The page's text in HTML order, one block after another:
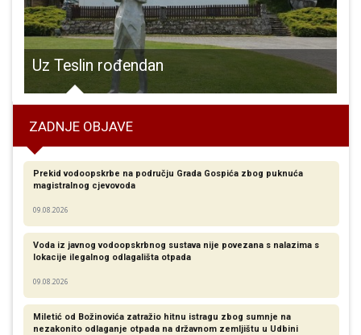
Uz Teslin rođendan
ZADNJE OBJAVE
Prekid vodoopskrbe na području Grada Gospića zbog puknuća
magistralnog cjevovoda
09.08.2026
Voda iz javnog vodoopskrbnog sustava nije povezana s nalazima s
lokacije ilegalnog odlagališta otpada
09.08.2026
Miletić od Božinovića zatražio hitnu istragu zbog sumnje na
nezakonito odlaganje otpada na državnom zemljištu u Udbini